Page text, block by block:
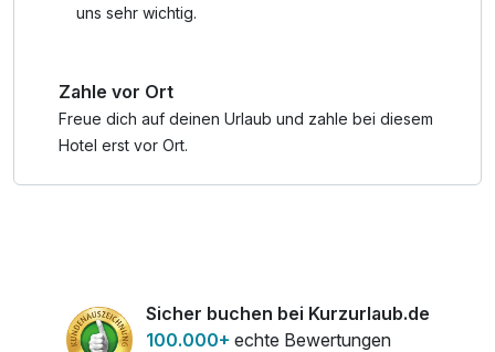
° Eintritt in den Wild- & Erlebnispark
° Krimmler Wasserfälle
uns sehr wichtig.
Zahle vor Ort
Freue dich auf deinen Urlaub und zahle bei diesem
Hotel erst vor Ort.
Sicher buchen bei Kurzurlaub.de
100.000+ echte Bewertungen